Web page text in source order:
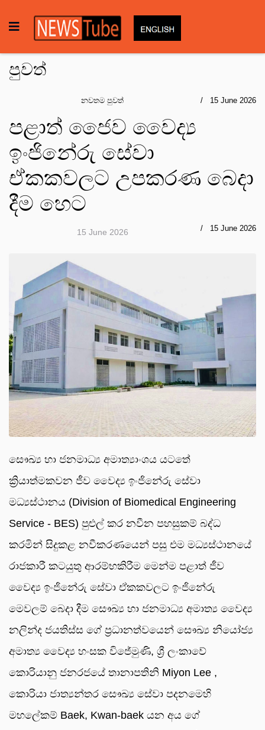
පුවත්
නවතම පුවත් 15 June 2026
පළාත් ජෛව වෛද්‍ය
ඉංජිනේරු සේවා
ඒකකවලට උපකරණ බෙදා
දීම හෙට
15 June 2026 15 June 2026
සෞඛ්‍ය හා ජනමාධ්‍ය අමාත්‍යාංශය යටතේ
ක්‍රියාත්මකවන ජීව වෛද්‍ය ඉංජිනේරු සේවා
මධ්‍යස්ථානය (Division of Biomedical Engineering
Service - BES) පුළුල් කර නවීන පහසුකම් බද්ධ
කරමින් සිදුකළ නවීකරණයෙන් පසු එම මධ්‍යස්ථානයේ
රාජකාරී කටයුතු ආරම්භකිරීම මෙන්ම පළාත් ජීව
වෛද්‍ය ඉංජිනේරු සේවා ඒකකවලට ඉංජිනේරු
මෙවලම් බෙදා දීම සෞඛ්‍ය හා ජනමාධ්‍ය අමාත්‍ය වෛද්‍ය
නලින්ද ජයතිස්ස ගේ ප්‍රධානත්වයෙන් සෞඛ්‍ය නියෝජ්‍ය
අමාත්‍ය වෛද්‍ය හංසක විජේමුණි, ශ්‍රී ලංකාවේ
කොරියානු ජනරජයේ තානාපතිනි Miyon Lee ,
කොරියා ජාත්‍යන්තර සෞඛ්‍ය සේවා පදනමෙහි
මහලේකම් Baek, Kwan-baek යන අය ගේ